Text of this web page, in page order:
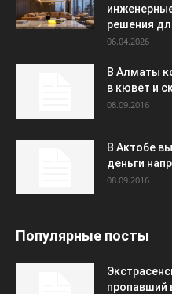
решения
06.04.2026
В Алматы
в кювет и
08.09.2016
В Актобе
деньги
08.09.2016
Популярные посты
пропавший